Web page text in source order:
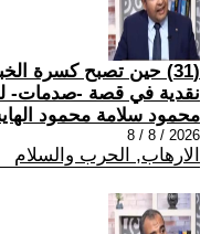
(31) حين تصبح كسرة
نقدية في قصة -صدمات-
محمود سلامة محمود
2026 / 8 / 8
الارهاب, الحرب والسلام